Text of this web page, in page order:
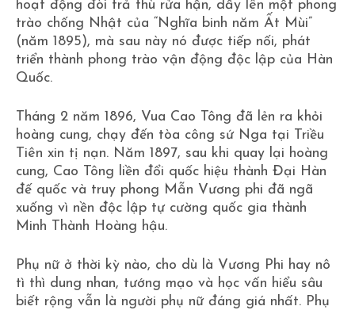
hoạt động đòi trả thù rửa hận, dấy lên một phong
trào chống Nhật của “Nghĩa binh năm Ất Mùi”
(năm 1895), mà sau này nó được tiếp nối, phát
triển thành phong trào vận động độc lập của Hàn
Quốc.
Tháng 2 năm 1896, Vua Cao Tông đã lẻn ra khỏi
hoàng cung, chạy đến tòa công sứ Nga tại Triều
Tiên xin tị nạn. Năm 1897, sau khi quay lại hoàng
cung, Cao Tông liền đổi quốc hiệu thành Đại Hàn
đế quốc và truy phong Mẫn Vương phi đã ngã
xuống vì nền độc lập tự cường quốc gia thành
Minh Thành Hoàng hậu.
Phụ nữ ở thời kỳ nào, cho dù là Vương Phi hay nô
tì thì dung nhan, tướng mạo và học vấn hiểu sâu
biết rộng vẫn là người phụ nữ đáng giá nhất. Phụ